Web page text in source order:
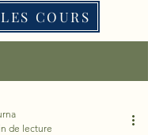
COURS
de lecture